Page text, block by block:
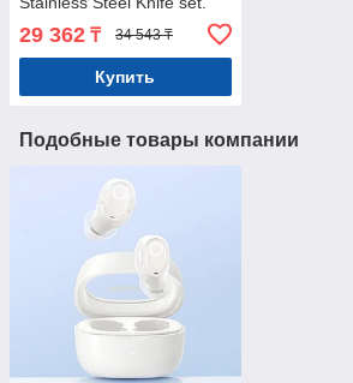
29 362 ₸ 34 543 ₸
Купить
Подобные товары компании